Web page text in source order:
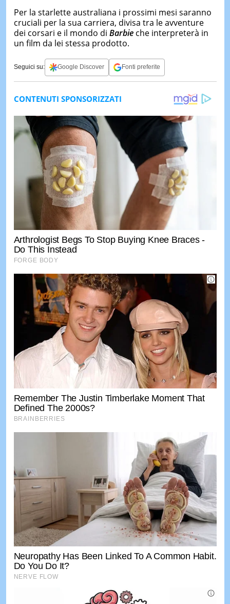
Per la starlette australiana i prossimi mesi saranno
cruciali per la sua carriera, divisa tra le avventure
dei corsari e il mondo di Barbieche interpreterà in
un film da lei stessa prodotto.
Seguici su: Google Discover Fonti preferite